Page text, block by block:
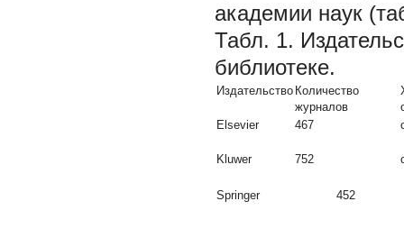
академии наук
Табл. 1.
библиотеке.
Издательство Количество
журналов
Elsevier
467
Kluwer 752
Springer 452